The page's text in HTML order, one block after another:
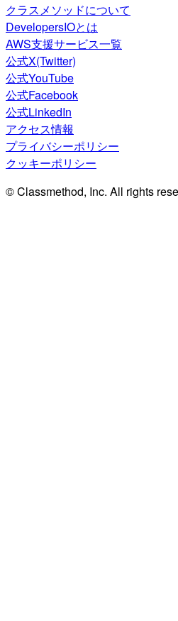
クラスメソッドについて
DevelopersIOとは
AWS支援サービス一覧
公式X(Twitter)
公式YouTube
公式Facebook
公式LinkedIn
アクセス情報
プライバシーポリシー
クッキーポリシー
© Classmethod, Inc. All rights